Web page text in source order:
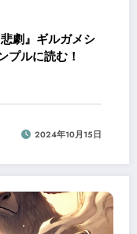
劇』ギルガメシ
プルに読む！
2024年10月15日